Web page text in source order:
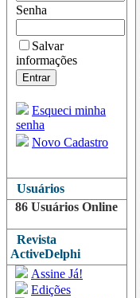
Senha
Salvar
informações
Esqueci minha
senha
Novo Cadastro
Usuários
86 Usuários Online
Revista
ActiveDelphi
Assine Já!
Edições